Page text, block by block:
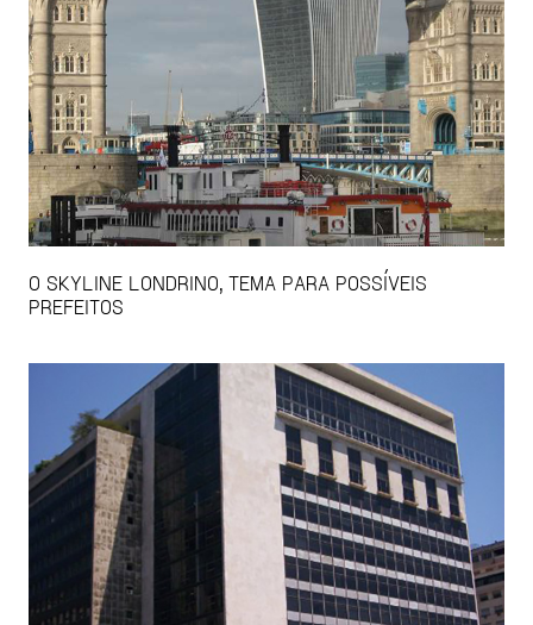
O SKYLINE LONDRINO, TEMA PARA POSSÍVEIS
PREFEITOS